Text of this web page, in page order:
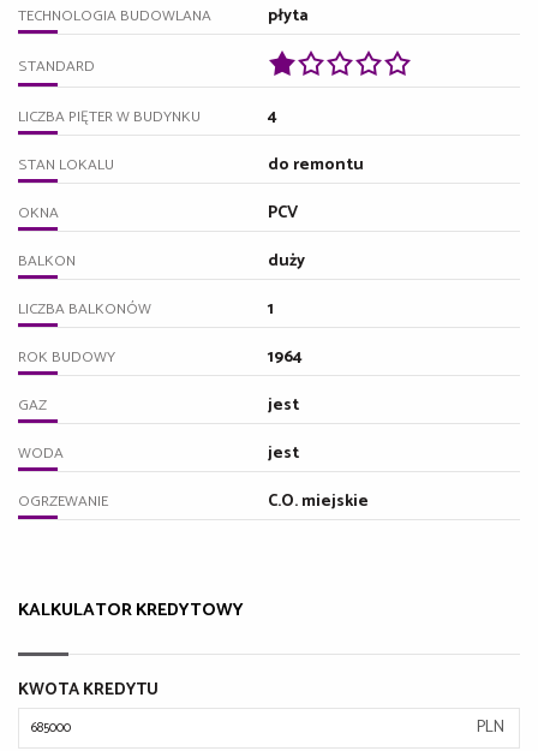
TECHNOLOGIA BUDOWLANA płyta
STANDARD
LICZBA PIĘTER W BUDYNKU 4
STAN LOKALU do remontu
OKNA PCV
BALKON duży
LICZBA BALKONÓW 1
ROK BUDOWY 1964
GAZ jest
WODA jest
OGRZEWANIE C.O. miejskie
KALKULATOR KREDYTOWY
KWOTA KREDYTU
PLN